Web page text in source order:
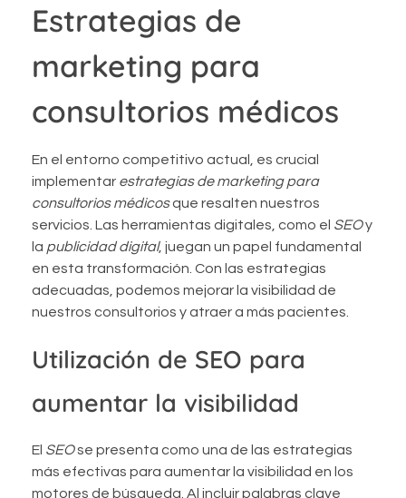
Estrategias de
marketing para
consultorios médicos
En el entorno competitivo actual, es crucial
implementar estrategias de marketing para
consultorios médicosque resalten nuestros
servicios. Las herramientas digitales, como el SEOy
la publicidad digital, juegan un papel fundamental
en esta transformación. Con las estrategias
adecuadas, podemos mejorar la visibilidad de
nuestros consultorios y atraer a más pacientes.
Utilización de SEO para
aumentar la visibilidad
El SEOse presenta como una de las estrategias
más efectivas para aumentar la visibilidad en los
motores de búsqueda. Al incluir palabras clave